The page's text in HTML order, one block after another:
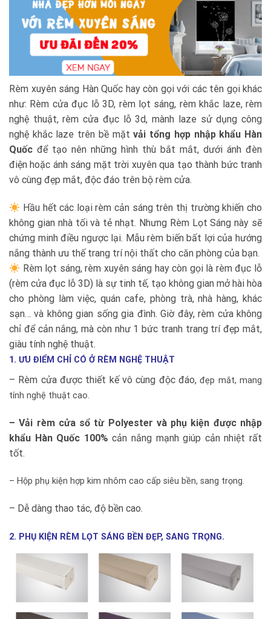
Rèm xuyên sáng Hàn Quốc hay còn gọi với các tên gọi khác
như: Rèm cửa đục lỗ 3D, rèm lọt sáng, rèm khắc laze, rèm
nghệ thuật, rèm cửa đục lỗ 3d, mành laze sử dụng công
nghệ khắc laze trên bề mặtvải tổng hợp nhập khẩu Hàn
Quốc để tạo nên những hình thù bắt mắt, dưới ánh đèn
điện hoặc ánh sáng mặt trời xuyên qua tạo thành bức tranh
vô cùng đẹp mắt, độc đáo trên bộ rèm cửa.
Hầu hết các loại rèm cản sáng trên thị trường khiến cho
không gian nhà tối và tẻ nhạt. Nhưng Rèm Lọt Sáng này sẽ
chứng minh điều ngược lại. Mẫu rèm biến bất lợi của hướng
nắng thành ưu thế trang trí nội thất cho căn phòng của bạn.
Rèm lọt sáng, rèm xuyên sáng hay còn gọi là rèm đục lỗ
(rèm cửa đục lỗ 3D) là sự tinh tế, tạo không gian mở hài hòa
cho phòng làm việc, quán cafe, phòng trà, nhà hàng, khác
sạn… và không gian sống gia đình. Giờ đây, rèm cửa không
chỉ để cản nắng, mà còn như 1 bức tranh trang trí đẹp mắt,
giàu tính nghệ thuật.
1. ƯU ĐIỂM CHỈ CÓ Ở RÈM NGHỆ THUẬT
– Rèm cửa được thiết kế vô cùng độc đáo,đẹp mắt, mang
tính nghệ thuật cao.
– Vải rèm cửa sổ từ Polyester và phụ kiện được nhập
khẩu Hàn Quốc 100%cản nắng mạnh giúp cản nhiệt rất
tốt.
– Hộp phụ kiện hợp kim nhôm cao cấp siêu bền, sang trọng.
– Dễ dàng thao tác, độ bền cao.
2. PHỤ KIỆN RÈM LỌT SÁNG BỀN ĐẸP, SANG TRỌNG.